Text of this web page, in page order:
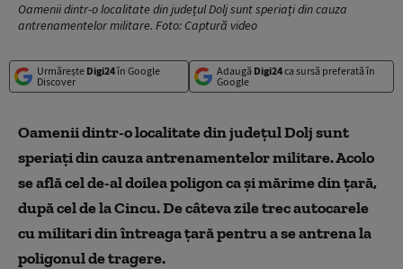
Oamenii dintr-o localitate din județul Dolj sunt speriați din cauza
antrenamentelor militare. Foto: Captură video
Urmărește Digi24în Google
Discover
Adaugă Digi24ca sursă preferată în
Google
Oamenii dintr-o localitate din județul Dolj sunt
speriați din cauza antrenamentelor militare. Acolo
se află cel de-al doilea poligon ca şi mărime din ţară,
după cel de la Cincu. De câteva zile trec autocarele
cu militari din întreaga ţară pentru a se antrena la
poligonul de tragere.